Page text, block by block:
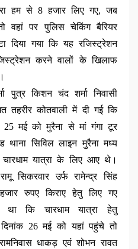
हम से 8 हजार लिए गए, जब
वहां पर पुलिस चेकिंग बैरियर
दिया गया कि यह रजिस्ट्रेशन
करने वालों के खिलाफ
पुत्र किशन चंद शर्मा निवासी
तहरीर कोतवाली में दी गई कि
मई को मुरैना से मां गंगा टूर
सिविल लाइन मुरैना मध्य
यात्रा के लिए आए थे।
सिकरवार उर्फ रामेन्द्र सिंह
रुपए किराए हेतु लिए गए
कि चारधाम यात्रा हेतु
26 मई को यहां पहुंचे तो
धाकड़ एवं शोभन रावत